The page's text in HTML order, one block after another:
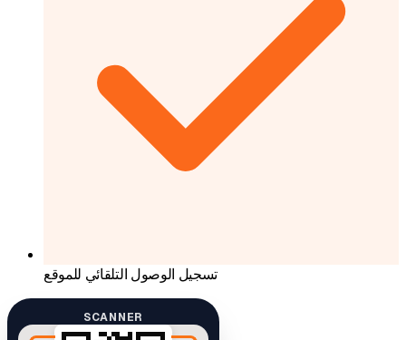
تسجيل الوصول التلقائي للموقع
SCANNER